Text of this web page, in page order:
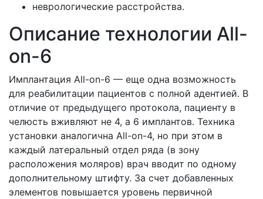
неврологические расстройства.
Описание технологии All-
on-6
Имплантация All-on-6 — еще одна возможность
для реабилитации пациентов с полной адентией. В
отличие от предыдущего протокола, пациенту в
челюсть вживляют не 4, а 6 имплантов. Техника
установки аналогична All-on-4, но при этом в
каждый латеральный отдел ряда (в зону
расположения моляров) врач вводит по одному
дополнительному штифту. За счет добавленных
элементов повышается уровень первичной